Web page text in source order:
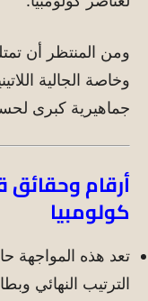
ومن المنتظر أن
وخاصة الجالية
جماهيرية كبرى
أرقام وحقائق
كولومبيا
تعد هذه المواجهة
الترتيب النهائي